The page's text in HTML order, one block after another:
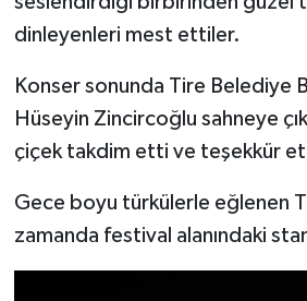
dinleyenleri mest ettiler.
Konser sonunda Tire Belediye
Hüseyin Zincircoğlu sahneye
çiçek takdim etti ve teşekkür
Gece boyu türkülerle eğlenen
zamanda festival alanındaki